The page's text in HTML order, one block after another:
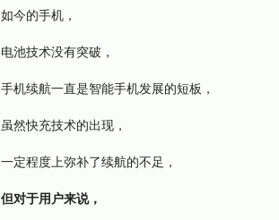
如今的手机，
电池技术没有突破，
手机续航一直是智能手机发展的短板，
虽然快充技术的出现，
一定程度上弥补了续航的不足，
但对于用户来说，